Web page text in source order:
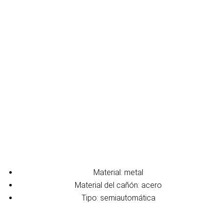
Material: metal
Material del cañón: acero
Tipo: semiautomática